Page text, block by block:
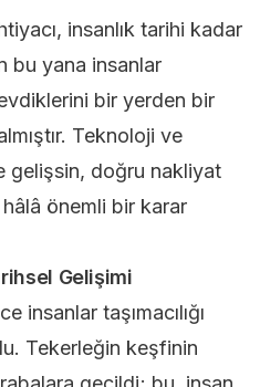
insanlık tarihi kadar
bu yana insanlar
bir yerden bir
Teknoloji ve
gelişsin, doğru nakliyat
önemli bir karar
Gelişimi
insanlar taşımacılığı
Tekerleğin keşfinin